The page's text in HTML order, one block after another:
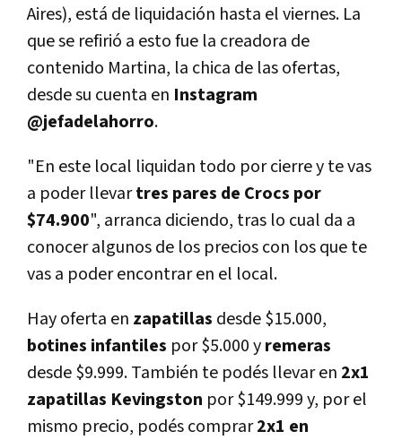
Aires), está de liquidación hasta el viernes. La
que se refirió a esto fue la creadora de
contenido Martina, la chica de las ofertas,
desde su cuenta en Instagram
@jefadelahorro.
"En este local liquidan todo por cierre y te vas
a poder llevartres pares de Crocs por
$74.900", arranca diciendo, tras lo cual da a
conocer algunos de los precios con los que te
vas a poder encontrar en el local.
Hay oferta en zapatillas desde $15.000,
botines infantiles por $5.000 yremeras
desde $9.999. También te podés llevar en 2x1
zapatillas Kevingston por $149.999 y, por el
mismo precio, podés comprar2x1 en